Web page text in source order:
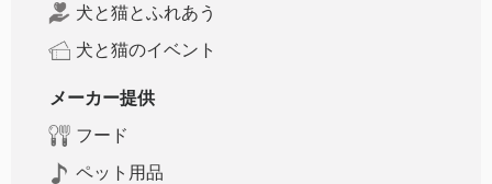
犬と猫とふれあう
犬と猫のイベント
メーカー提供
フード
ペット用品